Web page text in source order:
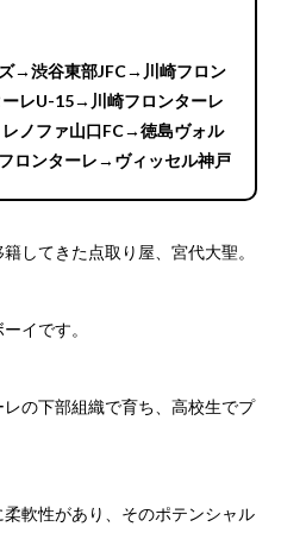
→渋谷東部JFC→川崎フロン
レU-15→川崎フロンターレ
ノファ山口FC→徳島ヴォル
ロンターレ→ヴィッセル神戸
してきた点取り屋、宮代大聖。
イです。
の下部組織で育ち、高校生でプ
軟性があり、そのポテンシャル